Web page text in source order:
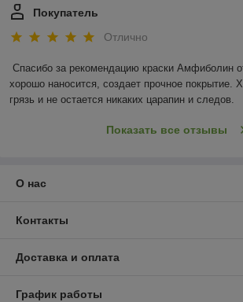
Покупатель
Отлично
Спасибо за рекомендацию краски Амфиболин
хорошо наносится, создает прочное покрытие.
грязь и не остается никаких царапин и следов.
Показать все отзывы
О нас
Контакты
Доставка и оплата
График работы